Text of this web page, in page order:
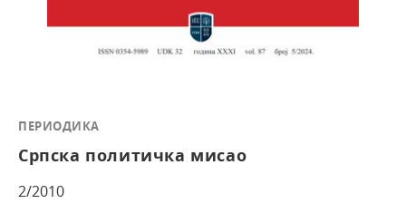
ПЕРИОДИКА
Српска политичка мисао
2/2010